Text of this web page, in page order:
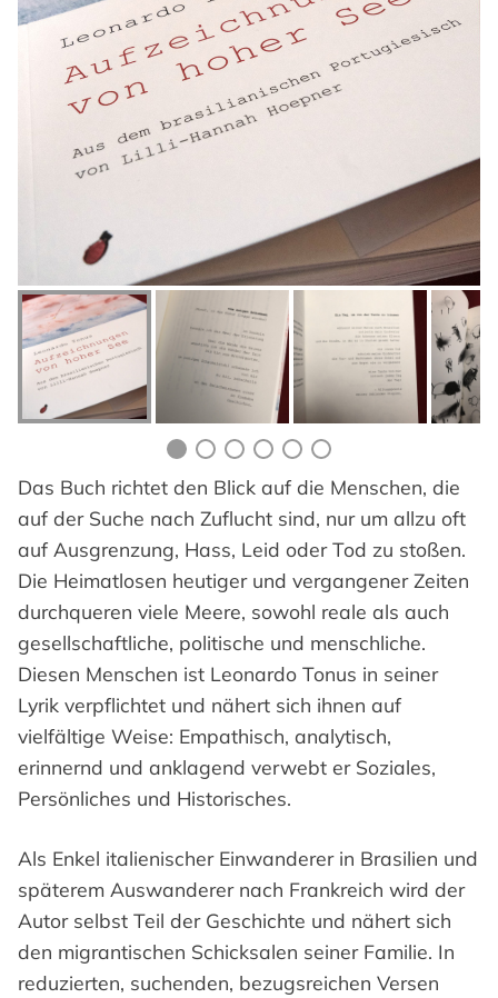
Das Buch richtet den Blick auf die Menschen, die
auf der Suche nach Zuflucht sind, nur um allzu oft
auf Ausgrenzung, Hass, Leid oder Tod zu stoßen.
Die Heimatlosen heutiger und vergangener Zeiten
durchqueren viele Meere, sowohl reale als auch
gesellschaftliche, politische und menschliche.
Diesen Menschen ist Leonardo Tonus in seiner
Lyrik verpflichtet und nähert sich ihnen auf
vielfältige Weise: Empathisch, analytisch,
erinnernd und anklagend verwebt er Soziales,
Persönliches und Historisches.
Als Enkel italienischer Einwanderer in Brasilien und
späterem Auswanderer nach Frankreich wird der
Autor selbst Teil der Geschichte und nähert sich
den migrantischen Schicksalen seiner Familie. In
reduzierten, suchenden, bezugsreichen Versen